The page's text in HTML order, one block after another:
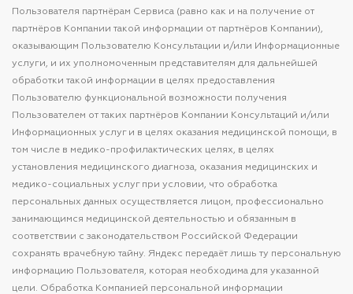
Пользователя партнёрам Сервиса (равно как и на получение от
партнёров Компании такой информации от партнёров Компании),
оказывающим Пользователю Консультации и/или Информационные
услуги, и их уполномоченным представителям для дальнейшей
обработки такой информации в целях предоставления
Пользователю функциональной возможности получения
Пользователем от таких партнёров Компании Консультаций и/или
Информационных услуг и в целях оказания медицинской помощи, в
том числе в медико-профилактических целях, в целях
установления медицинского диагноза, оказания медицинских и
медико-социальных услуг при условии, что обработка
персональных данных осуществляется лицом, профессионально
занимающимся медицинской деятельностью и обязанным в
соответствии с законодательством Российской Федерации
сохранять врачебную тайну. Яндекс передаёт лишь ту персональную
информацию Пользователя, которая необходима для указанной
цели. Обработка Компанией персональной информации